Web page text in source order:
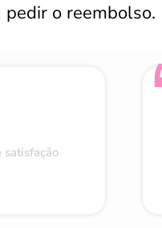
o reembolso.
satisfação